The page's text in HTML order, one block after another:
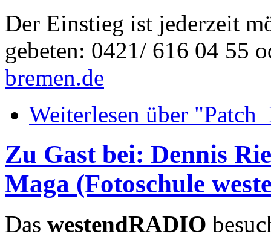
Der Einstieg ist jederzeit
gebeten: 0421/ 616 04 55
bremen.de
Weiterlesen über
Zu Gast bei: Dennis
Maga (Fotoschule
Das westendRADIO